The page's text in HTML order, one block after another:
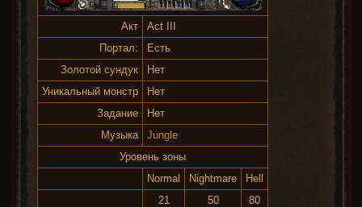
Акт
Act III
Портал:
Есть
Золотой сундук
Нет
Уникальный монстр
Нет
Задание
Нет
Музыка
Jungle
Уровень зоны
Normal
Nightmare
Hell
21
50 80